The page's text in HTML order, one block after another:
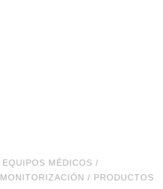
EQUIPOS MÉDICOS /
MONITORIZACIÓN / PRODUCTOS